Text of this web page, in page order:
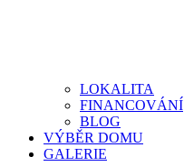
LOKALITA
FINANCOVÁNÍ
BLOG
VÝBĚR DOMU
GALERIE